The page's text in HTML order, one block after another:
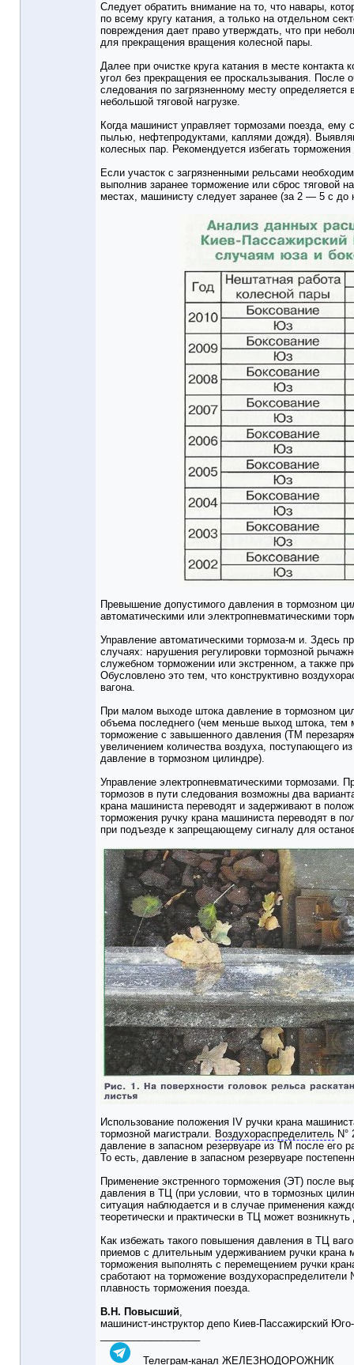
Следует обратить внимание на то, что навары,
по всему кругу катания, а только на отдельном
повреждения дает право утверждать, что при
для прекращения вращения колесной пары.
Далее при очистке круга катания в месте
угол без прекращения ее проскальзывания. После
следования по загрязненному месту
небольшой тяговой нагрузке.
Когда машинист управляет тормозами поезда, ему
пылью, нефтепродуктами, каплями дождя).
колесных пар. Рекомендуется избегать торможения
Если участок с загрязненными рельсами
выполнив заранее торможение или сброс тяговой
местах, машинисту следует заранее (за 2 — 5 с до
Превышение допустимого давления в тормозном
автоматическими или электропневматическими
Управление автоматическими тормоза-м и. Здесь
случаях: нарушения регулировки тормозной
служебном торможении или экстренном, а также
Обусловлено это тем, что конструктивно
вагона.
При малом выходе штока давление в тормозном
объема последнего (чем меньше выход штока,
торможение с завышенного давления (ТМ
увеличением количества воздуха, поступающего
давление в тормозном цилиндре).
Управление электропневматическими тормозами.
тормозов в пути следования возможны два
крана машиниста переводят и задерживают в
торможения ручку крана машиниста переводят в
при подъезде к запрещающему сигналу для
Использование положения IV ручки крана
тормозной магистрали. Воздухораспределитель
давление в запасном резервуаре из ТМ после его
То есть, давление в запасном резервуаре
Применение экстренного торможения (ЭТ) после
давления в ТЦ (при условии, что в тормозных
ситуация наблюдается и в случае применения
теоретически и практически в ТЦ может
Как избежать такого повышения давления в ТЦ
приемов с длительным удерживанием ручки
торможения выполнять с перемещением ручки
сработают на торможение
плавность торможения поезда.
В.Н. Повысший,
машинист-инструктор депо Киев-Пассажирский
Телеграм-канал ЖЕЛЕЗНОДОРОЖНИК